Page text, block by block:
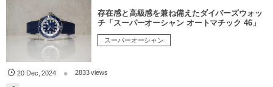
存在感と高級感を兼ね備えたダイバーズウォッ
チ「スーパーオーシャン オートマチック 46」
スーパーオーシャン
20 Dec ,2024 2833 views